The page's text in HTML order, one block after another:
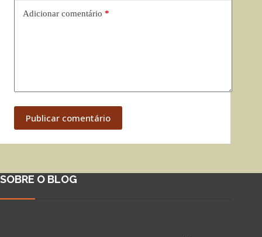
Adicionar comentário *
Publicar comentário
SOBRE O BLOG